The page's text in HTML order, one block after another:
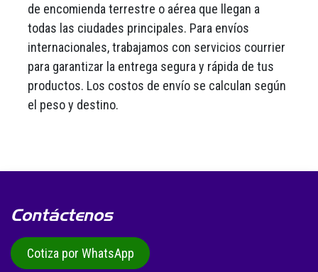
de encomienda terrestre o aérea que llegan a
todas las ciudades principales. Para envíos
internacionales, trabajamos con servicios courrier
para garantizar la entrega segura y rápida de tus
productos. Los costos de envío se calculan según
el peso y destino.
Contáctenos
Cotiza por WhatsApp